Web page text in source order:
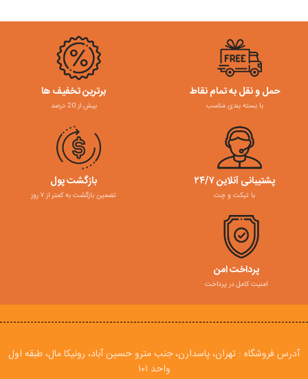
حمل و نقل به تمام نقاط
با بسته بندی مناسب
برترین تخفیف ها
بیش از 20 درصد
پشتیبانی آنلاین ۲۴/۷
با تیکت و چت
بازگشت پول
تضمین بازگشت به کمتر از ۷ روز
پرداخت امن
امنیت کامل در پرداخت
آدرس فروشگاه : تهران، پاسدارن، جنب مترو حسین آباد، رونیکا مال، طبقه اول
واحد ۱۰۱